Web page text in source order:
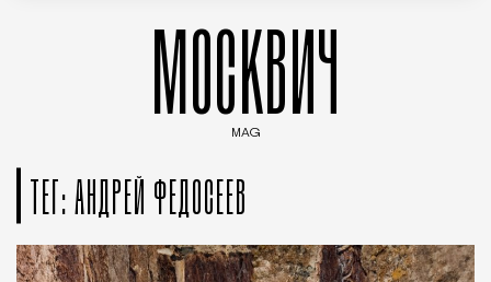
МОСКВИЧ
MAG
ТЕГ: АНДРЕЙ ФЕДОСЕЕВ